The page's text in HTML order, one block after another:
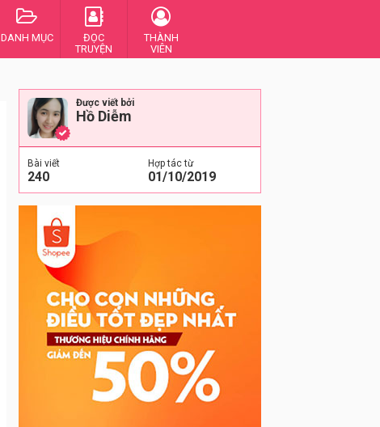
DANH MỤC
ĐỌC
TRUYỆN
THÀNH
VIÊN
Được viết bởi
Hồ Diễm
Bài viết
240
Hợp tác từ
01/10/2019